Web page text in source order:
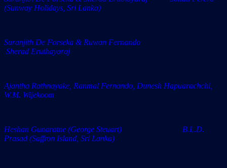
(Sunway Holidays, Sri Lanka)
Suranjith De Forseka & Ruwan Fernando
Sherad Eruthayaraj
Ajantha Rathnayake, Ranmal Fernando, Dunesh Hapuarachchi,
W.M. Wijekoom
Heshan Gunaratne (George Steuart) B.L.D.
Prasad (Saffron Island, Sri Lanka)